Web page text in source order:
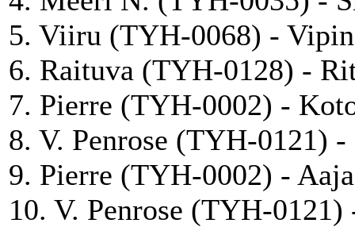
5. Viiru (TYH-0068) -
6. Raituva (TYH-0128) -
7. Pierre (TYH-0002) -
8. V. Penrose (TYH-0121)
9. Pierre (TYH-0002) -
10. V. Penrose (TYH-